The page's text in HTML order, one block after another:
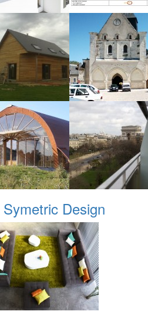
Symetric Design